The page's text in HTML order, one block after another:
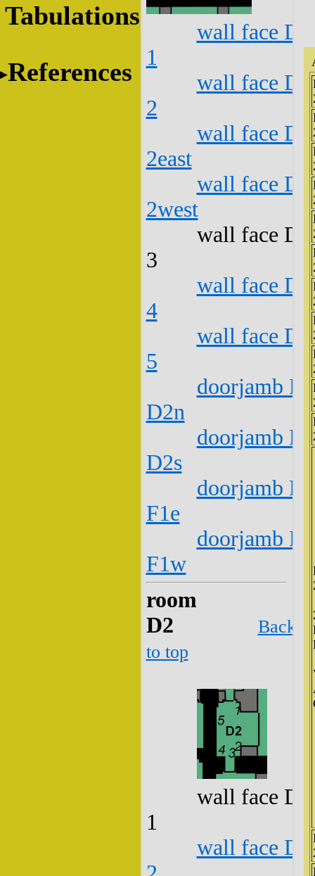
Tabulations
References
wall face
1
wall face
2
wall face
2east
wall face
2west
wall face
3
wall face
4
wall face
5
doorjamb
D2n
doorjamb
D2s
doorjamb
F1e
doorjamb
F1w
room
D2
Back
to top
wall face
1
wall face